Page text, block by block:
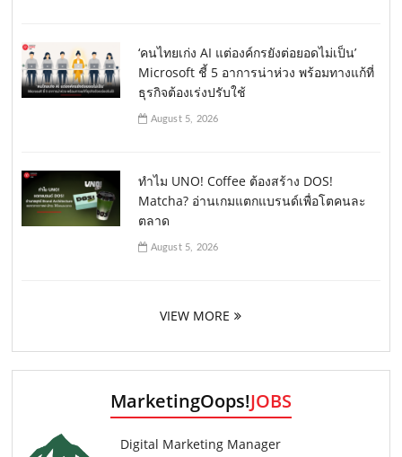
‘คนไทยเก่ง AI แต่องค์กรยังต่อยอดไม่เป็น’
Microsoft ชี้ 5 อาการน่าห่วง พร้อมทางแก้ที่
ธุรกิจต้องเร่งปรับใช้
August 5, 2026
ทำไม UNO! Coffee ต้องสร้าง DOS!
Matcha? อ่านเกมแตกแบรนด์เพื่อโตคนละ
ตลาด
August 5, 2026
VIEW MORE
MarketingOops!JOBS
Digital Marketing Manager